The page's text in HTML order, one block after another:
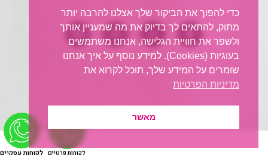
לקוחות עסקיים לקוחות פרטיים
כדי להפוך את הביקור שלך אצלנו להרבה יותר
מתוק, להתאים לך בדיוק את מה שמעניין אותך
ולשפר את חוויית הגלישה, אנחנו משתמשים
בעוגיות (Cookies). למידע נוסף על איך אנחנו
שומרים על המידע שלך, תוכל לקרוא את
מדיניות הפרטיות
מאשר